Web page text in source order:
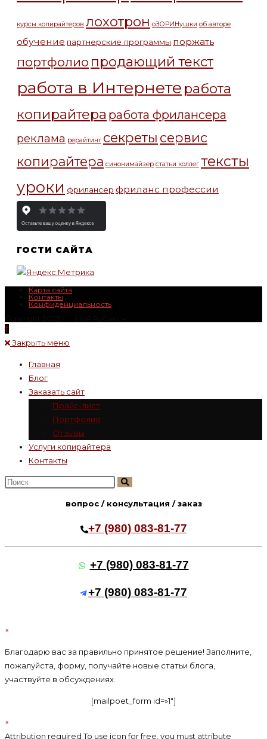
курсы копирайтеров лохотрон оЗОРИНушки об авторе
обучение партнерские программы поржать
портфолио продающий текст
работа в Интернете работа
копирайтера работа фрилансера
реклама рерайтинг секреты сервис
копирайтера синонимайзер статьи коллег тексты
уроки фрилансер фриланс профессии
ГОСТИ САЙТА
Карта сайта
Контакты
Конфиденциальность
Закрыть меню
Главная
Блог
Заказать сайт
Прайс-лист
Портфолио
Отзывы
Услуги копирайтера
Контакты
Поиск
вопрос / консультация / заказ
+7 (980) 083-81-77
+7 (980) 083-81-77
+7 (980) 083-81-77
×
Благодарю вас за правильно принятое решение! Заполните,
пожалуйста, форму, получайте новые статьи блога,
участвуйте в обсуждениях.
[mailpoet_form id=»1″]
×
Attribution required To use icon for free, you must attribute